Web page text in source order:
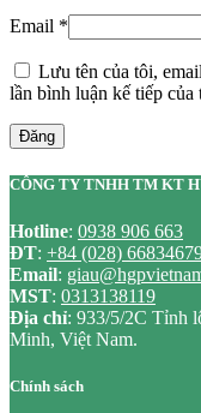
Email *
Lưu tên của tôi,
lần bình luận kế tiếp của
Đăng
CÔNG TY TNHH TM KT
Hotline: 0938 906 663
ĐT: +84 (028)
Email:
MST: 0313138119
Địa chỉ: 933/5/2C Tỉnh
Minh, Việt Nam.
Chính sách